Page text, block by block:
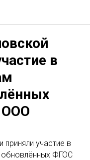
в
приняли участие в
обновлённых ФГОС